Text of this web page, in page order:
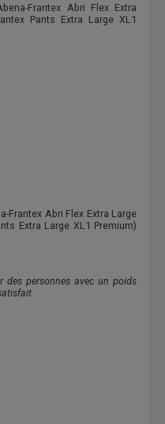
Frantex Abri Flex Extra
Pants Extra Large XL1
Frantex Abri Flex Extra Large
Extra Large XL1 Premium)
des personnes avec un poids